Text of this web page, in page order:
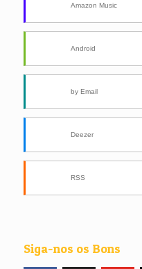
Amazon Music
Android
by Email
Deezer
RSS
Siga-nos os Bons